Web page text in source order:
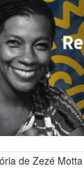
de Zezé